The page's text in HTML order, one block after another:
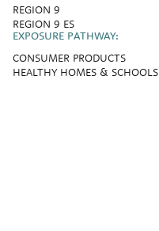
REGION 9
REGION 9 ES
EXPOSURE PATHWAY:
CONSUMER PRODUCTS
HEALTHY HOMES & SCHOOLS